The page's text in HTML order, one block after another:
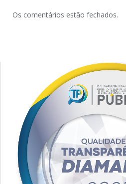
Os comentários estão fechados.